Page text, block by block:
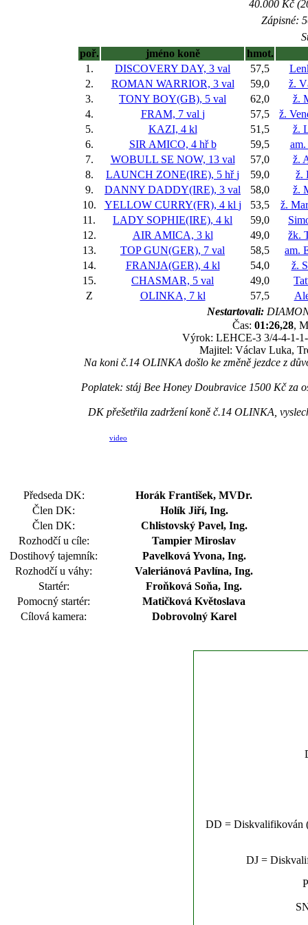
40.000 Kč
Zápisné:
poř.
jméno koně
hmot.
1.
DISCOVERY DAY, 3 val 57,5
2.
ROMAN WARRIOR, 3 val 59,0
ž.
3.
TONY BOY(GB), 5 val 62,0
ž.
4.
FRAM, 7 val j 57,5
ž.
5.
KAZI, 4 kl 51,5
ž.
6.
SIR AMICO, 4 hřb 59,5
7.
WOBULL SE NOW, 13 val 57,0
ž.
8.
LAUNCH ZONE(IRE), 5 hřj 59,0
ž.
9.
DANNY DADDY(IRE), 3 val 58,0
ž.
10.
YELLOW CURRY(FR), 4 kl j 53,5
ž.
11.
LADY SOPHIE(IRE), 4 kl 59,0
12.
AIR AMICA, 3 kl 49,0
žk.
13.
TOP GUN(GER), 7 val 58,5
am.
14.
FRANJA(GER), 4 kl 54,0
ž.
15.
CHASMAR, 5 val 49,0
Z
OLINKA, 7 kl 57,5
Nestartovali:
Čas: 01:26,28,
Výrok: LEHCE-3 3/4-4-1-
Majitel: Václav Luka,
Na koni č.14 OLINKA došlo ke změně jezdce z
Poplatek: stáj Bee Honey Doubravice 1500 Kč za
DK přešetřila zadržení koně č.14 OLINKA,
video
Předseda DK:
Horák František, MVDr.
Člen DK:
Holík Jiří, Ing.
Člen DK:
Chlistovský Pavel, Ing.
Rozhodčí u cíle:
Tampier Miroslav
Dostihový tajemník:
Pavelková Yvona, Ing.
Rozhodčí u váhy:
Valeriánová Pavlína, Ing.
Startér:
Froňková Soňa, Ing.
Pomocný startér:
Matičková Květoslava
Cílová kamera:
Dobrovolný Karel
DD = Diskvalifikován
DJ =